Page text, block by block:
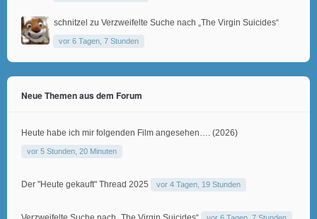
schnitzel zu Verzweifelte Suche nach „The Virgin Suicides“
vor 6 Tagen, 7 Stunden
Neue Themen aus dem Forum
Heute habe ich mir folgenden Film angesehen…. (2026)
vor 5 Stunden, 20 Minuten
Der "Heute gekauft" Thread 2025 vor 4 Tagen, 19 Stunden
vor 6 Tagen, 7 Stunden